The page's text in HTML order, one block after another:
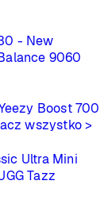
- New
9060
Boost 700
wszystko >
Ultra Mini
Tazz